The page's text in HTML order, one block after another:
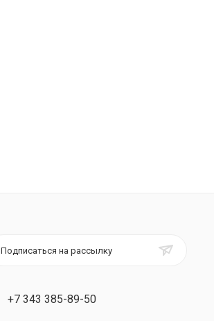
Подписаться на рассылку
+7 343 385-89-50